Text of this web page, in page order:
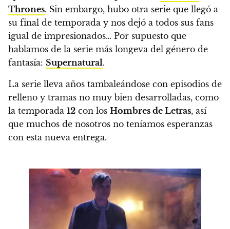
Thrones. Sin embargo, hubo otra serie que llegó a
su final de temporada y nos dejó a todos sus fans
igual de impresionados… Por supuesto que
hablamos de la serie más longeva del género de
fantasía: Supernatural.
La serie lleva años tambaleándose con episodios de
relleno y tramas no muy bien desarrolladas, como
la temporada 12 con los Hombres de Letras, así
que muchos de nosotros no teníamos esperanzas
con esta nueva entrega.